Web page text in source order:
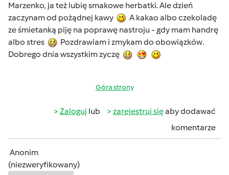
Marzenko, ja też lubię smakowe herbatki. Ale dzień
zaczynam od pożądnej kawy
A kakao albo czekoladę
ze śmietanką piję na poprawę nastroju - gdy mam handrę
albo stres
Pozdrawiam i zmykam do obowiązków.
Dobrego dnia wszystkim zyczę
Góra strony
Zaloguj lub zarejestruj sięaby dodawać
komentarze
Anonim
(niezweryfikowany)